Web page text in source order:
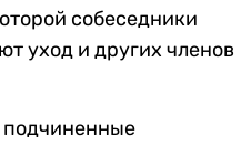
собеседники
уход и других членов